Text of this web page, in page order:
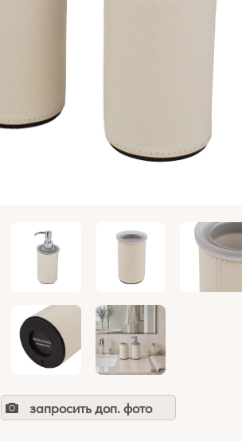
запросить доп. фото